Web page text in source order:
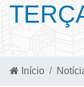
Início